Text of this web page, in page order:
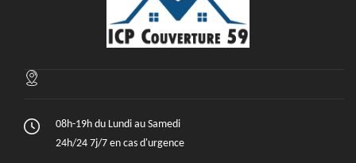
08h-19h du Lundi au Samedi
24h/24 7j/7 en cas d'urgence